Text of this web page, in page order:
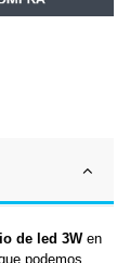
de led 3Wen
podemos